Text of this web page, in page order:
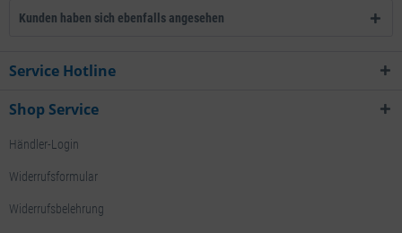
Kunden haben sich ebenfalls angesehen
Service Hotline
Shop Service
Händler-Login
Widerrufsformular
Widerrufsbelehrung